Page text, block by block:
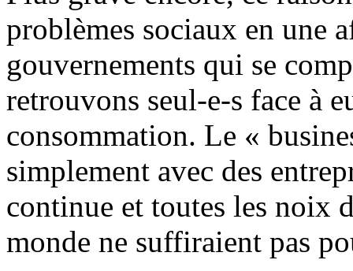
problèmes sociaux en une
gouvernements qui se
retrouvons seul-e-s face à
consommation. Le «
simplement avec des
continue et toutes les noix
monde ne suffiraient pas